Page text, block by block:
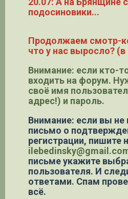
подосиновики...
Продолжаем смотр-
что у нас выросло? (в
Внимание: если кто-
входить на форум.
своё имя
адрес!) и пароль.
Внимание: если вы не
письмо о
регистрации, пишите
письме укажите
пользователя. И
ответами. Спам
всё.